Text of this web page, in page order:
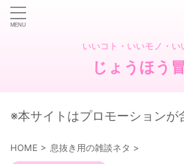
いいコト・いいモノ・い
じょうほう
※本サイトはプロモーションが
HOME > 息抜き用の雑談ネタ >